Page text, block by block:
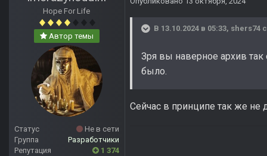
Hope For Life
Автор темы
Статус
Не в сети
Группа
Разработчики
Репутация
1 374
В 13.10.2024 в 05:33, shers74
Зря вы наверное архив
было.
Сейчас в принципе так же